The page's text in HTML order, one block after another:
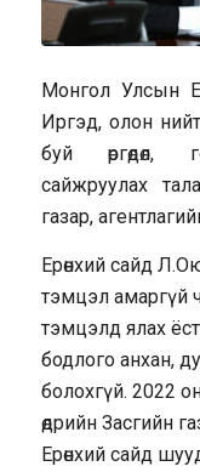
Монгол Улсын
Иргэд, олон
буй өргөдөл,
сайжруулах
газар,
Ерөнхий сайд
тэмцэл амаргүй
тэмцэлд ялах
бодлого анхан,
болохгүй. 2022
өдрийн Засгийн
Ерөнхий сайд